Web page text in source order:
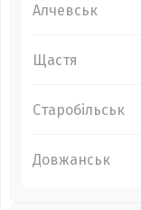
Алчевськ
Щастя
Старобільськ
Довжанськ